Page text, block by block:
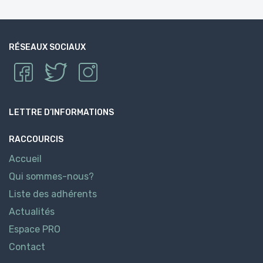
RÉSEAUX SOCIAUX
LETTRE D’INFORMATIONS
RACCOURCIS
Accueil
Qui sommes-nous?
Liste des adhérents
Actualités
Espace PRO
Contact